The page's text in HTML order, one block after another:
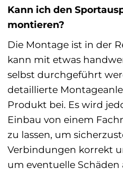
Kann ich den
montieren?
Die Montage ist in der
kann mit etwas
selbst durchgeführt
detaillierte
Produkt bei. Es wird
Einbau von einem
zu lassen, um
Verbindungen korrekt
um eventuelle Schäden